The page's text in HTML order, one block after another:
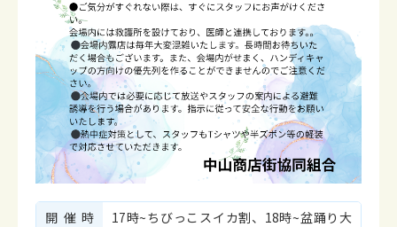
開催時
17時~ちびっこスイカ割、18時~盆踊り大